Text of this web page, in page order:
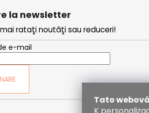
Tato
la newsletter
rataţi noutăţi sau reduceri!
e-mail